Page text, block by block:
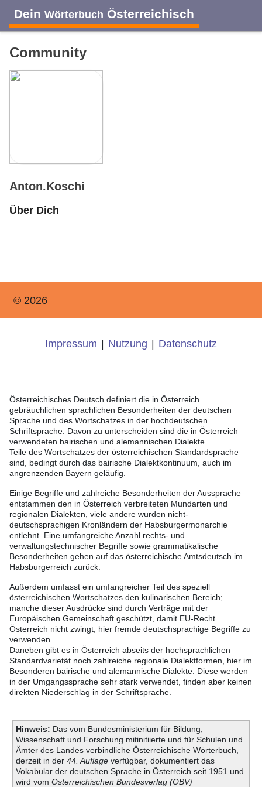
Dein Wörterbuch Österreichisch
Community
Anton.Koschi
Über Dich
© 2026
Impressum Nutzung Datenschutz
Österreichisches Deutsch definiert die in Österreich
gebräuchlichen sprachlichen Besonderheiten der deutschen
Sprache und des Wortschatzes in der hochdeutschen
Schriftsprache. Davon zu unterscheiden sind die in Österreich
verwendeten bairischen und alemannischen Dialekte.
Teile des Wortschatzes der österreichischen Standardsprache
sind, bedingt durch das bairische Dialektkontinuum, auch im
angrenzenden Bayern geläufig.
Einige Begriffe und zahlreiche Besonderheiten der Aussprache
entstammen den in Österreich verbreiteten Mundarten und
regionalen Dialekten, viele andere wurden nicht-
deutschsprachigen Kronländern der Habsburgermonarchie
entlehnt. Eine umfangreiche Anzahl rechts- und
verwaltungstechnischer Begriffe sowie grammatikalische
Besonderheiten gehen auf das österreichische Amtsdeutsch im
Habsburgerreich zurück.
Außerdem umfasst ein umfangreicher Teil des speziell
österreichischen Wortschatzes den kulinarischen Bereich;
manche dieser Ausdrücke sind durch Verträge mit der
Europäischen Gemeinschaft geschützt, damit EU-Recht
Österreich nicht zwingt, hier fremde deutschsprachige Begriffe zu
verwenden.
Daneben gibt es in Österreich abseits der hochsprachlichen
Standardvarietät noch zahlreiche regionale Dialektformen, hier im
Besonderen bairische und alemannische Dialekte. Diese werden
in der Umgangssprache sehr stark verwendet, finden aber keinen
direkten Niederschlag in der Schriftsprache.
Hinweis: Das vom Bundesministerium für Bildung,
Wissenschaft und Forschung mitinitiierte und für Schulen und
Ämter des Landes verbindliche Österreichische Wörterbuch,
derzeit in der 44. Auflageverfügbar, dokumentiert das
Vokabular der deutschen Sprache in Österreich seit 1951 und
wird vom Österreichischen Bundesverlag (ÖBV)